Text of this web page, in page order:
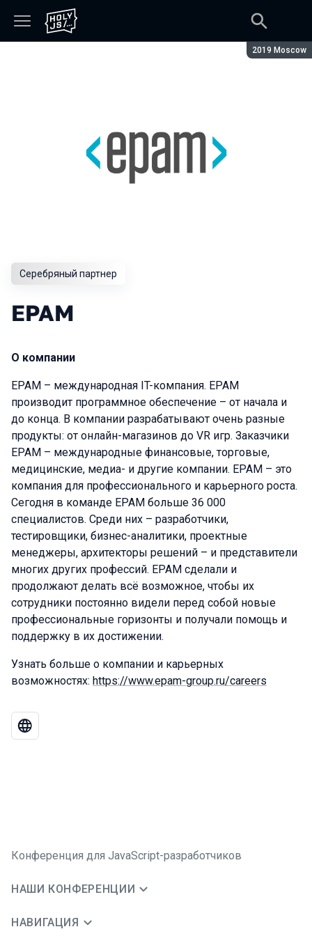
Сезон:
2019 Moscow
Серебряный партнер
EPAM
О компании
ЕРАМ – международная IT-компания. EPAM
производит программное обеспечение – от начала и
до конца. В компании разрабатывают очень разные
продукты: от онлайн-магазинов до VR игр. Заказчики
EPAM – международные финансовые, торговые,
медицинские, медиа- и другие компании. ЕPAM – это
компания для профессионального и карьерного роста.
Сегодня в команде ЕРАМ больше 36 000
специалистов. Среди них – разработчики,
тестировщики, бизнес-аналитики, проектные
менеджеры, архитекторы решений – и представители
многих других профессий. EPAM сделали и
продолжают делать всё возможное, чтобы их
сотрудники постоянно видели перед собой новые
профессиональные горизонты и получали помощь и
поддержку в их достижении.
Узнать больше о компании и карьерных
возможностях: https://www.epam-group.ru/careers
Конференция для JavaScript-разработчиков
НАШИ КОНФЕРЕНЦИИ
НАВИГАЦИЯ